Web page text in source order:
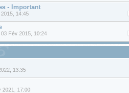
- Important
14:45
03 Fév 2015, 10:24
13:35
2021, 17:00